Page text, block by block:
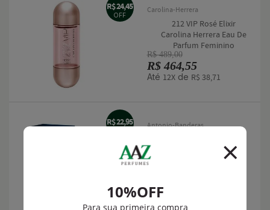
R$ 24,45
OFF
Carolina-Herrera
212 VIP Rosé Elixir
Carolina Herrera Eau De
Parfum Feminino
R$ 489,00
R$ 464,55
Até 12Xde R$ 38,71
R$ 22,95 Antonio-Banderas
Banderas Eau De
Toilette Masculino
Até12X